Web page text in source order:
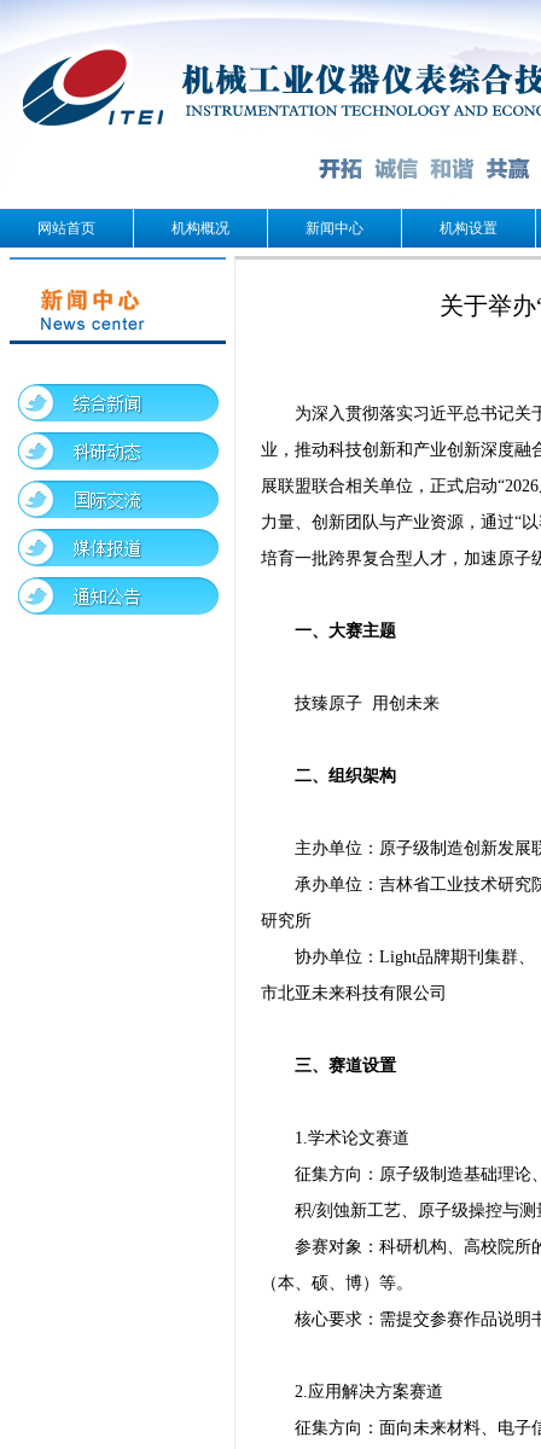
网站首页 机构概况 新闻中心 机构设置
关于举
为深入贯彻落实习近平总书记关
业，推动科技创新和产业创新深度
展联盟联合相关单位，正式启动
力量、创新团队与产业资源，通过“
培育一批跨界复合型人才，加速原子
一、大赛主题
技臻原子 用创未来
二、组织架构
主办单位：原子级制造创新发展
承办单位：吉林省工业技术研究
研究所
协办单位：Light品牌期刊集群
市北亚未来科技有限公司
三、赛道设置
1.学术论文赛道
征集方向：原子级制造基础理论
积/刻蚀新工艺、原子级操控与
参赛对象：科研机构、高校院所
（本、硕、博）等。
核心要求：需提交参赛作品说明
2.应用解决方案赛道
征集方向：面向未来材料、电子